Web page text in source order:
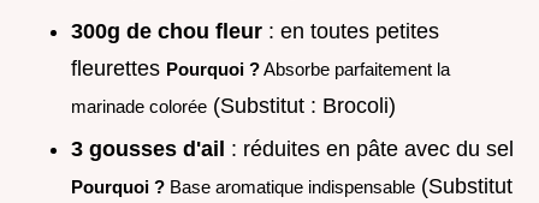
300g de chou fleur : en toutes petites
fleurettes Pourquoi ?Absorbe parfaitement la
marinade colorée (Substitut : Brocoli)
3 gousses d'ail : réduites en pâte avec du sel
Pourquoi ? Base aromatique indispensable (Substitut